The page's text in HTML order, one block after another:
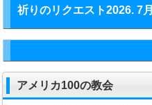
祈りのリクエスト2026. 7月
アメリカ100の教会